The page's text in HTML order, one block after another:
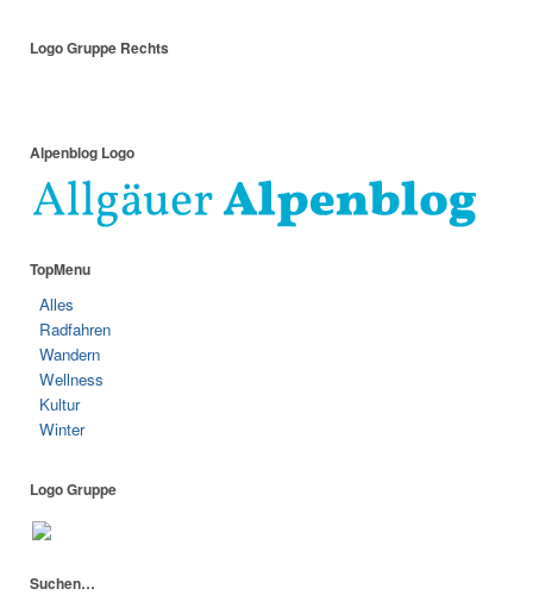
Logo Gruppe Rechts
Alpenblog Logo
TopMenu
Alles
Radfahren
Wandern
Wellness
Kultur
Winter
Logo Gruppe
Suchen…